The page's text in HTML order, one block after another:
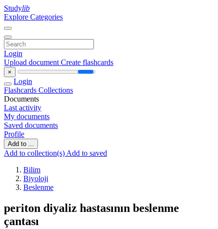
Studylib
Explore Categories
Login
Upload document Create flashcards
×
Login
Flashcards Collections
Documents
Last activity
My documents
Saved documents
Profile
Add to ...
Add to collection(s) Add to saved
Bilim
Biyoloji
Beslenme
periton diyaliz hastasının beslenme
çantası